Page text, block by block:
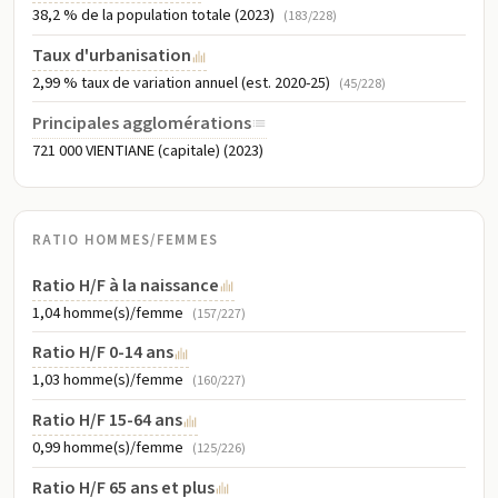
principalement la capitale Vientiane – pour poursuivre de meilleurs
emplois dans les secteurs manufacturiers et de services en
croissance est devenue le principal type de relocalisation. La
migration de villageois du sud cherchant du travail en Thaïlande
voisine a également augmenté. La Thaïlande est la principale
destination de migration internationale pour les Laotiens en raison
qu'au pays ; près d'un million de migrants laotiens vivaient en
38,2 % de la population totale (2023) (183/228)
Taux d'urbanisation
2,99 % taux de variation annuel (est. 2020-25) (45/228)
Principales agglomérations
721 000 VIENTIANE (capitale) (2023)
RATIO HOMMES/FEMMES
Ratio H/F à la naissance
1,04 homme(s)/femme (157/227)
Ratio H/F 0-14 ans
1,03 homme(s)/femme (160/227)
Ratio H/F 15-64 ans
0,99 homme(s)/femme (125/226)
Ratio H/F 65 ans et plus